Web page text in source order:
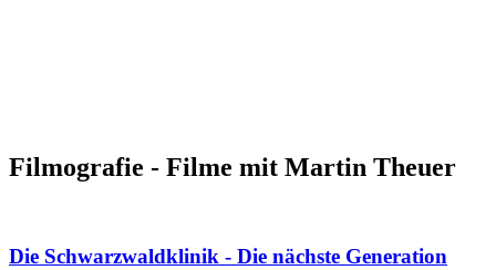
Filmografie - Filme mit Martin Theuer
Die Schwarzwaldklinik - Die nächste Generation